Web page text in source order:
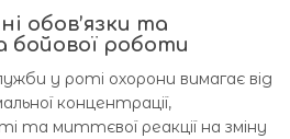
обов’язки та
бойової роботи
у роті охорони вимагає від
концентрації,
та миттєвої реакції на зміну